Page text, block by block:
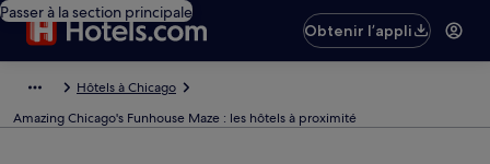
Passer à la section principale
Obtenir l’appli
Hôtels à Chicago
Amazing Chicago's Funhouse Maze : les hôtels à proximité